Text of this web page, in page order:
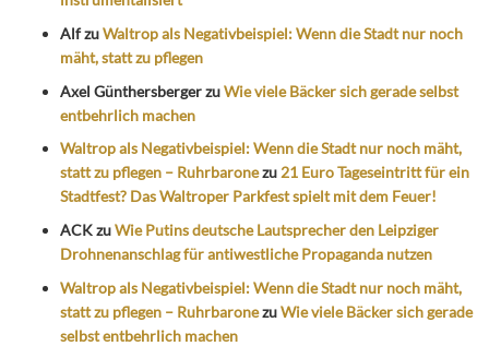
AlfzuWaltrop als Negativbeispiel: Wenn die Stadt nur noch
mäht, statt zu pflegen
Axel GünthersbergerzuWie viele Bäcker sich gerade selbst
entbehrlich machen
Waltrop als Negativbeispiel: Wenn die Stadt nur noch mäht,
statt zu pflegen – Ruhrbaronezu 21 Euro Tageseintritt für ein
Stadtfest? Das Waltroper Parkfest spielt mit dem Feuer!
ACKzuWie Putins deutsche Lautsprecher den Leipziger
Drohnenanschlag für antiwestliche Propaganda nutzen
Waltrop als Negativbeispiel: Wenn die Stadt nur noch mäht,
statt zu pflegen – RuhrbaronezuWie viele Bäcker sich gerade
selbst entbehrlich machen